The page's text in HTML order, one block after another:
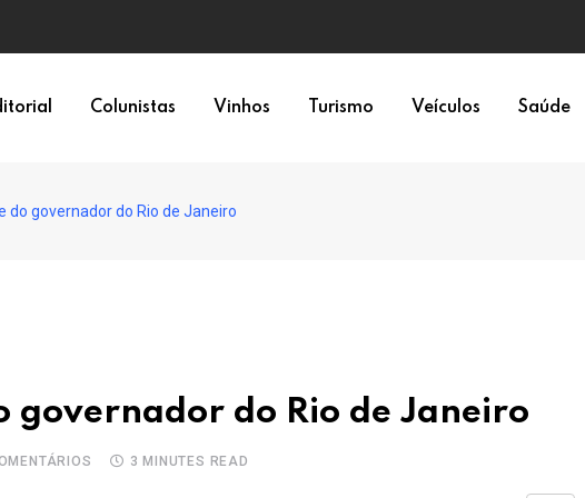
política
Colunistas Vinhos Turismo Veículos Saúde
do governador do Rio de Janeiro
governador do Rio de Janeiro
3 MINUTES READ